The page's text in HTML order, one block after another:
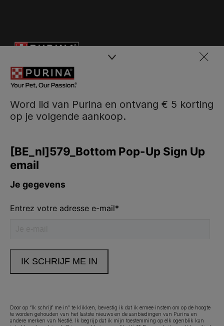
Word lid van Purina en ontvang € 5 korting
op je volgende aankoop.
Door op “Ik schrijf me in” te klikken, bevestig ik dat ik ermee instem om op de hoogte
te worden gehouden van het laatste nieuws en de aanbiedingen van Purina en
andere merken van Nestlé. Ik begrijp dat ik mijn toestemming op elk ogenblik kan
Neem contact met ons op